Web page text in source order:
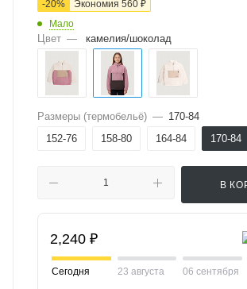
-20% Экономия 560 ₽
Мало
Цвет — камелия/шоколад
Размеры (термобельё) — 170-84
152-76
158-80 164-84 170-84
В
2,240 ₽
Сегодня 23 августа 06 сентября